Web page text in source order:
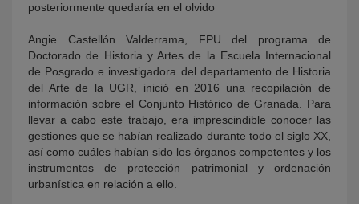
posteriormente quedaría en el olvido
Angie Castellón Valderrama, FPU del programa de
Doctorado de Historia y Artes de la Escuela Internacional
de Posgrado e investigadora del departamento de Historia
del Arte de la UGR, inició en 2016 una recopilación de
información sobre el Conjunto Histórico de Granada. Para
llevar a cabo este trabajo, era imprescindible conocer las
gestiones que se habían realizado durante todo el siglo XX,
así como cuáles habían sido los órganos competentes y los
instrumentos de protección patrimonial y ordenación
urbanística en relación a ello.